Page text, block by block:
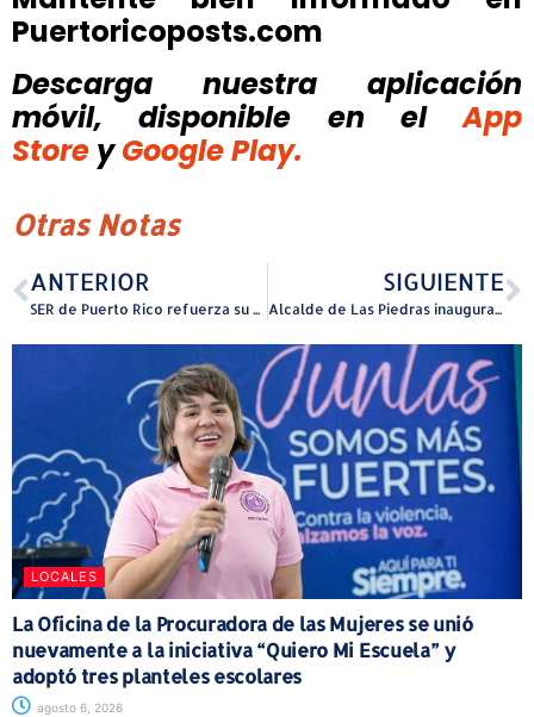
Puertoricoposts.com
Descarga nuestra aplicación
móvil, disponible
en el
App
Store y Google Play.
Otras Notas
ANTERIOR
SER de Puerto Rico refuerza su programa de cuidados neonatales
SIGUIENTE
Alcalde de Las Piedras inaugura puente en la comunidad Gene Díaz del Barrio Montones
LOCALES
La Oficina de la Procuradora de las Mujeres se unió
nuevamente a la iniciativa “Quiero Mi Escuela” y
adoptó tres planteles escolares
agosto 6, 2026